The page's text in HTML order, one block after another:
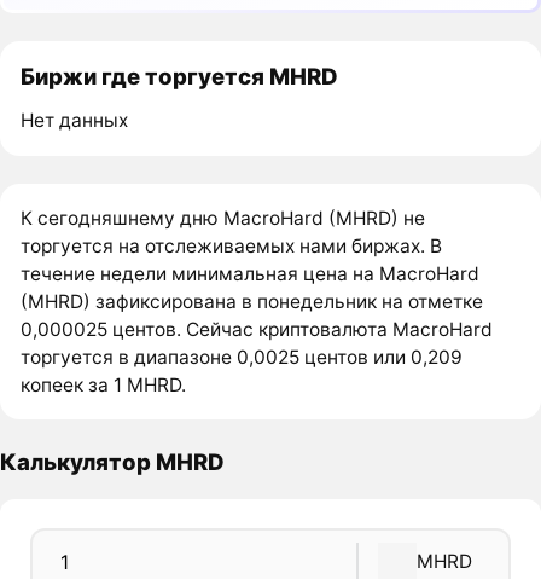
Биржи где торгуется MHRD
Нет данных
К сегодняшнему дню MacroHard (MHRD) не
торгуется на отслеживаемых нами биржах. В
течение недели минимальная цена на MacroHard
(MHRD) зафиксирована в понедельник на отметке
0,000025 центов. Сейчас криптовалюта MacroHard
торгуется в диапазоне 0,0025 центов или 0,209
копеек за 1 MHRD.
Калькулятор MHRD
MHRD